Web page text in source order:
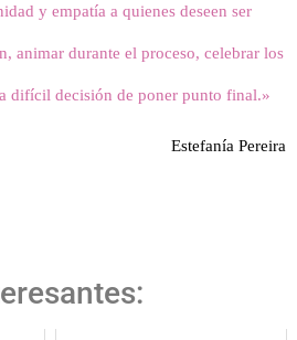
y empatía a quienes deseen ser
animar durante el proceso, celebrar los
difícil decisión de poner punto final.»
Estefanía Pereira